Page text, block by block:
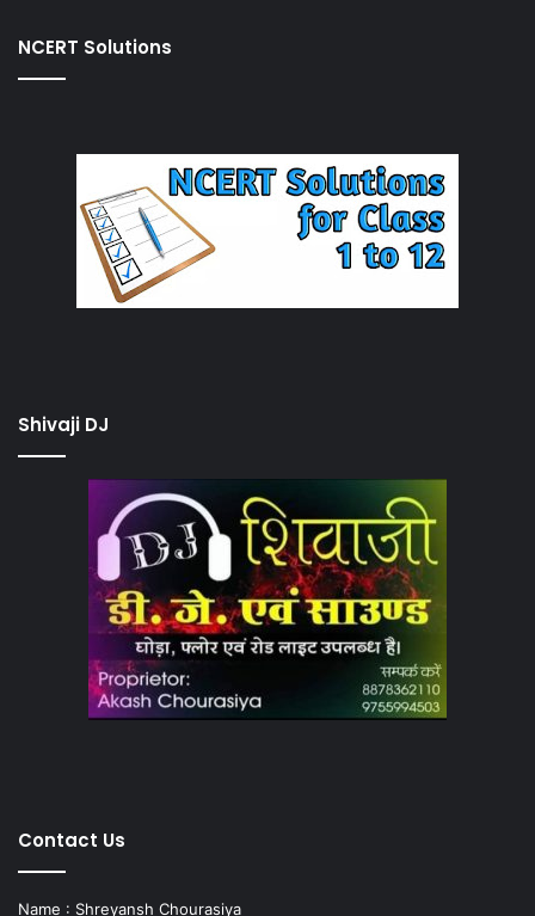
NCERT Solutions
Shivaji DJ
Contact Us
Name : Shreyansh Chourasiya